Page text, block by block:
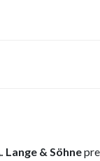
Lange & Söhne